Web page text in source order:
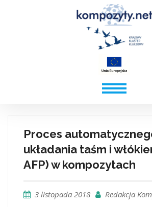
Proces
układania taśm i
AFP) w kompozytach
3 listopada 2018 Redakcja